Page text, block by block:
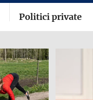
Politici private